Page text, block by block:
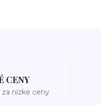
CENY
za nízke ceny